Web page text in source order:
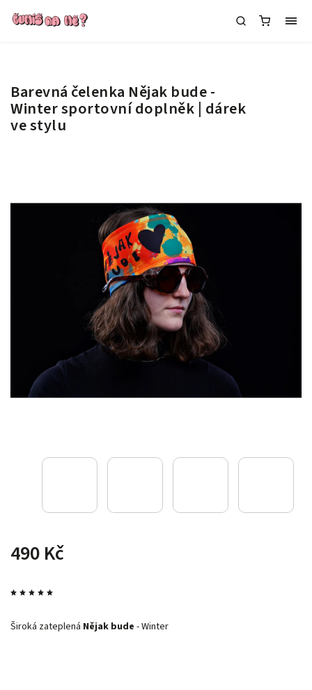
Barevná čelenka Nějak bude -
Wintersportovní doplněk | dárek
ve stylu
490 Kč
Široká zateplená Nějak bude - Winter